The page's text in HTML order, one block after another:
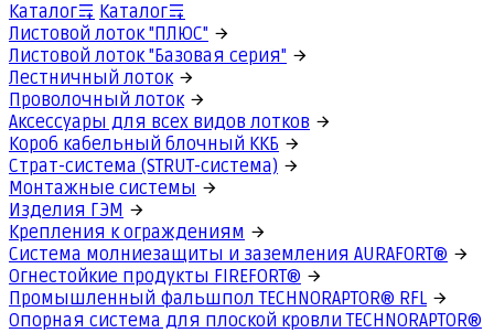
Каталог
Каталог
Листовой лоток "ПЛЮС"
Листовой лоток "Базовая серия"
Лестничный лоток
Проволочный лоток
Аксессуары для всех видов лотков
Короб кабельный блочный ККБ
Страт-система (STRUT-система)
Монтажные системы
Изделия ГЭМ
Крепления к ограждениям
Система молниезащиты и заземления AURAFORT®
Огнестойкие продукты FIREFORT®
Промышленный фальшпол TECHNORAPTOR® RFL
Опорная система для плоской кровли TECHNORAPTOR®